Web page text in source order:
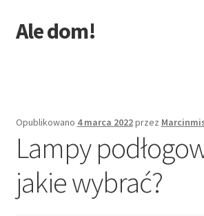
Przejdź
do
Przejdź
do
Ale dom!
Opublikowano 4 marca 2022przez
Lampy
jakie wybrać?